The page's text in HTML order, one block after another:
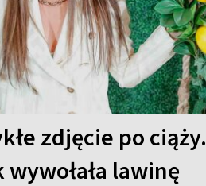
zdjęcie po ciąży.
wywołała lawinę